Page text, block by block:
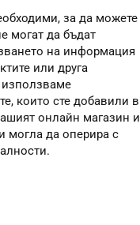
за да можете
могат да бъдат
на информация
или друга
които сте добавили в
онлайн магазин и
могла да оперира с